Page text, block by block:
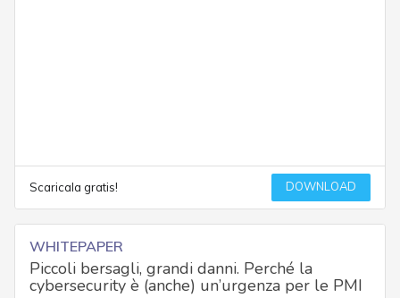
Scaricala gratis! DOWNLOAD
WHITEPAPER
Piccoli bersagli, grandi danni. Perché la
cybersecurity è (anche) un’urgenza per le PMI